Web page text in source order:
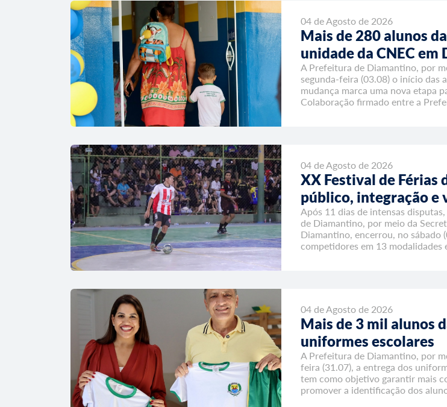
04 de Agosto de 2026
Mais de 280 alunos
unidade da CNEC
A Prefeitura de Diamantino, por
segunda-feira (03.08) o início das
mudança marca uma nova etapa
Colaboração firmado entre a
04 de Agosto de 2026
XX Festival de Férias
público, integração e
Após 11 dias de intensas
de Diamantino, por meio da
Diamantino, encerrou, no sábado
competidores em 13 modalidades
04 de Agosto de 2026
Mais de 3 mil alunos
uniformes escolares
A Prefeitura de Diamantino, por
feira (31.07), a entrega dos
tem como objetivo garantir mais
promover a identificação dos